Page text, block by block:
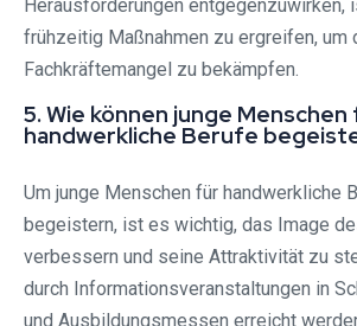
Herausforderungen entgegenzuwirken,
frühzeitig Maßnahmen zu ergreifen, um
Fachkräftemangel zu bekämpfen.
5. Wie können junge Menschen
handwerkliche Berufe
Um junge Menschen für handwerkliche
begeistern, ist es wichtig, das Image
verbessern und seine Attraktivität zu
durch Informationsveranstaltungen in
und Ausbildungsmessen erreicht